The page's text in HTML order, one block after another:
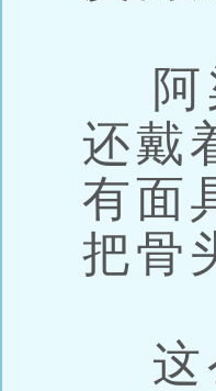
阿
还戴
有面
把骨
这